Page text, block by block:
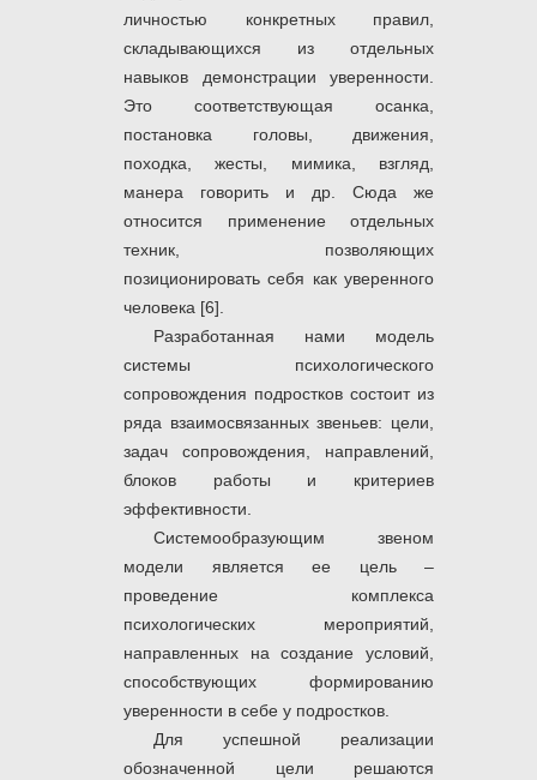
личностью конкретных правил,
складывающихся из отдельных
навыков демонстрации уверенности.
Это соответствующая осанка,
постановка головы, движения,
походка, жесты, мимика, взгляд,
манера говорить и др. Сюда же
относится применение отдельных
техник, позволяющих
позиционировать себя как уверенного
человека [6].
Разработанная нами модель
системы психологического
сопровождения подростков состоит из
ряда взаимосвязанных звеньев: цели,
задач сопровождения, направлений,
блоков работы и критериев
эффективности.
Системообразующим звеном
модели является ее цель –
проведение комплекса
психологических мероприятий,
направленных на создание условий,
способствующих формированию
уверенности в себе у подростков.
Для успешной реализации
обозначенной цели решаются